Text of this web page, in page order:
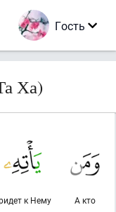
Гость
Ха)
А кто
к Нему